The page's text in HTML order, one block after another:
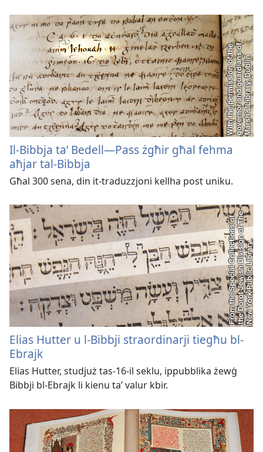
Il-Bibbja taʼ Bedell—Pass żgħir għal fehma
aħjar tal-Bibbja
Għal 300 sena, din it-traduzzjoni kellha post uniku.
Elias Hutter u l-Bibbji straordinarji tiegħu bl-
Ebrajk
Elias Hutter, studjuż tas-16-il seklu, ippubblika żewġ
Bibbji bl-Ebrajk li kienu taʼ valur kbir.